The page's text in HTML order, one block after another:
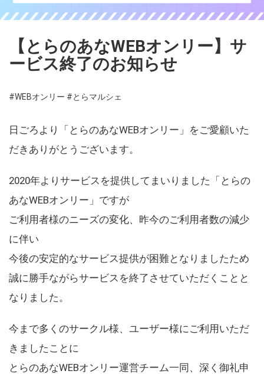
【とらのあなWEBオンリー】サ
ービス終了のお知らせ
#WEBオンリー #とらマルシェ
日ごろより「とらのあなWEBオンリー」をご愛顧いた
だきありがとうございます。
2020年よりサービスを提供してまいりました「とらの
あなWEBオンリー」ですが
ご利用者様のニーズの変化、昨今のご利用者数の減少
に伴い
今後の安定的なサービス提供が困難となりましたため
誠に勝手ながらサービスを終了させていただくことと
なりました。
今まで多くのサークル様、ユーザー様にご利用いただ
きましたことに
とらのあなWEBオンリー運営チーム一同、深く御礼申